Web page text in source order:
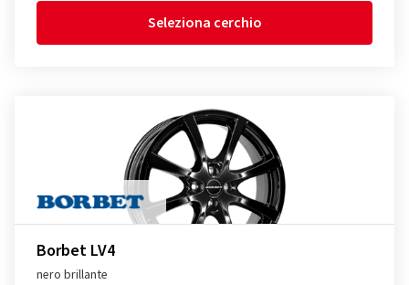
Seleziona cerchio
Borbet LV4
nero brillante